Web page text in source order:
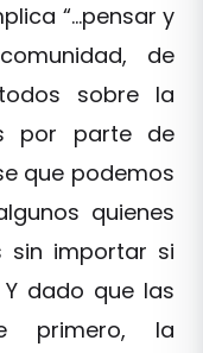
“…pensar y
de
sobre la
por parte de
que podemos
quienes
sin importar si
dado que las
primero, la